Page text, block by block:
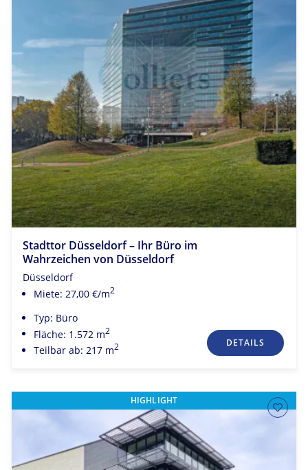
Stadttor Düsseldorf – Ihr Büro im
Wahrzeichen von Düsseldorf
Düsseldorf
Miete: 27,00 €/m2
Typ: Büro
Fläche: 1.572 m2
Teilbar ab: 217 m2 DETAILS
HIGHLIGHT